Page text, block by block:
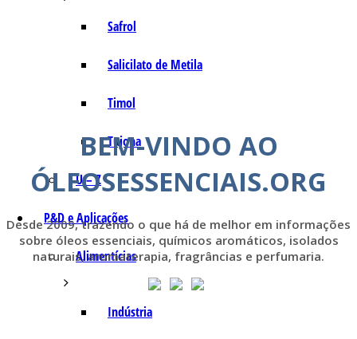
Safrol
Salicilato de Metila
Timol
Tujona
U – Z
P&D e Aplicações
Alimentícias
Indústria
BEM-VINDO AO
ÓLEOSESSENCIAIS.ORG
Desde 2009, trazendo o que há de melhor em informações
sobre óleos essenciais, químicos aromáticos, isolados
naturais, aromaterapia, fragrâncias e perfumaria.